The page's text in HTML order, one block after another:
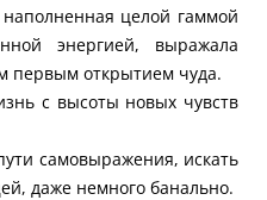
целой гаммой
энергией, выражала
первым открытием чуда.
с высоты новых чувств
самовыражения, искать
даже немного банально.